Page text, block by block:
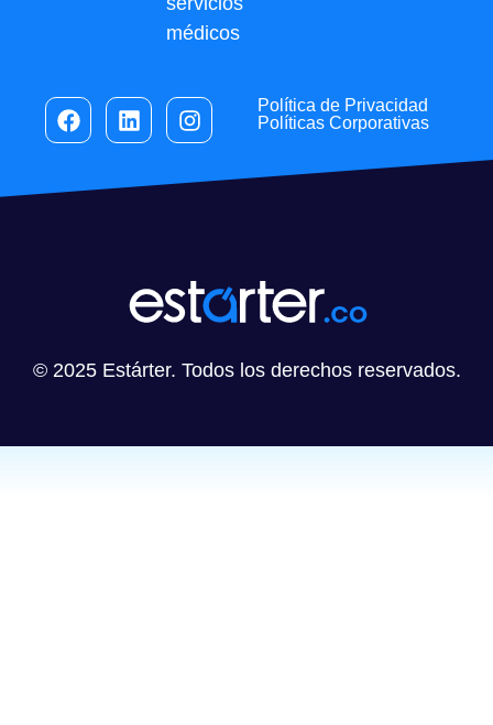
médicos
Política de Privacidad
Políticas Corporativas
© 2025 Estárter. Todos los derechos reservados.